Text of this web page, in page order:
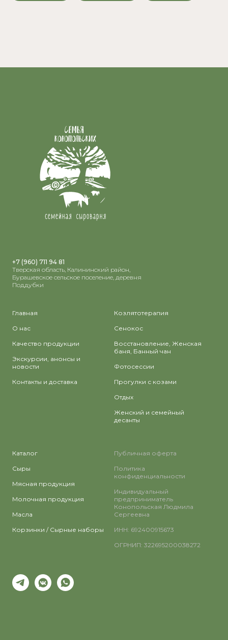
+7 (960) 711 94 81
Тверская область, Калининский район,
Бурашевское сельское поселение, деревня
Поддубки
Главная
О нас
Качество продукции
Экскурсии, анонсы и
новости
Контакты и доставка
Козлятотерапия
Сенокос
Восстановление, Женская
баня, Банный чан
Фотосессии
Прогулки с козами
Отдых
Женский и семейный
десанты
Каталог
Сыры
Мясная продукция
Молочная продукция
Масла
Корзинки / Сырные наборы
Публичная оферта
Политика
конфиденциальности
Индивидуальный
предприниматель
Конопольская Людмила
Сергеевна
ИНН: 692400915673
ОГРНИП: 322695200038272